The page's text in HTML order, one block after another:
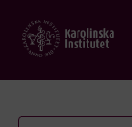
main